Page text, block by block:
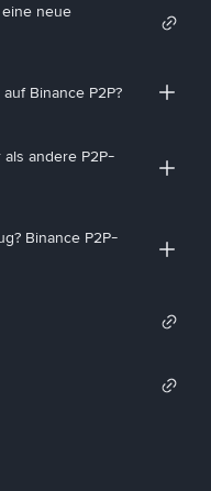
neue
Binance P2P?
als andere P2P-
Binance P2P-